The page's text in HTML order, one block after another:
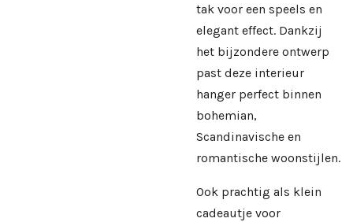
tak voor een speels en
elegant effect. Dankzij
het bijzondere ontwerp
past deze interieur
hanger perfect binnen
bohemian,
Scandinavische en
romantische woonstijlen.
Ook prachtig als klein
cadeautje voor